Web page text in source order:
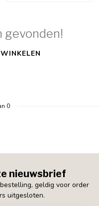
gevonden!
0
nieuwsbrief
geldig voor order
uitgesloten.